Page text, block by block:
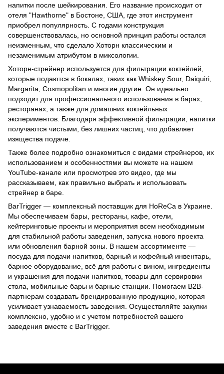
напитки после шейкирования. Его название происходит от
отеля "Hawthorne" в Бостоне, США, где этот инструмент
приобрел популярность. С годами конструкция
совершенствовалась, но основной принцип работы остался
неизменным, что сделало Хоторн классическим и
незаменимым атрибутом в миксологии.
Хоторн-стрейнер используется для фильтрации коктейлей,
которые подаются в бокалах, таких как Whiskey Sour, Daiquiri,
Margarita, Cosmopolitan и многие другие. Он идеально
подходит для профессионального использования в барах,
ресторанах, а также для домашних коктейльных
экспериментов. Благодаря эффективной фильтрации, напитки
получаются чистыми, без лишних частиц, что добавляет
изящества подаче.
Также более подробно ознакомиться с видами стрейнеров, их
использованием и особенностями вы можете на нашем
YouTube-канале или просмотрев это видео, где мы
рассказываем, как правильно выбрать и использовать
стрейнер в баре.
BarTrigger — комплексный поставщик для HoReCa в Украине.
Мы обеспечиваем бары, рестораны, кафе, отели,
кейтеринговые проекты и мероприятия всем необходимым
для стабильной работы заведения, запуска нового проекта
или обновления барной зоны. В нашем ассортименте —
посуда для подачи напитков, барный и кофейный инвентарь,
барное оборудование, всё для работы с вином, ингредиенты
и украшения для подачи напитков, товары для сервировки
стола, мобильные бары и барные станции. Помогаем B2B-
партнерам создавать брендированную продукцию, которая
усиливает узнаваемость заведения. Осуществляйте закупки
комплексно, удобно и с учетом потребностей вашего
заведения вместе с BarTrigger.